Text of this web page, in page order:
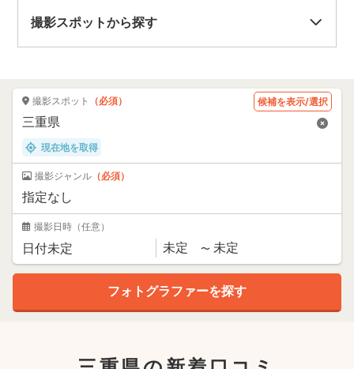
撮影スポットから探す
撮影スポット （必須） 候補を表示/選択
現在地を取得
撮影ジャンル （必須）
撮影日時 （任意）